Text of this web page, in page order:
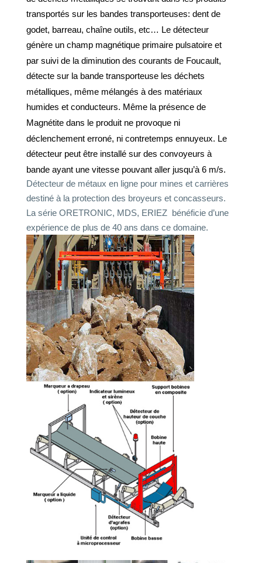
transportés sur les bandes transporteuses: dent de
godet, barreau, chaîne outils, etc… Le détecteur
génère un champ magnétique primaire pulsatoire et
par suivi de la diminution des courants de Foucault,
détecte sur la bande transporteuse les déchets
métalliques, même mélangés à des matériaux
humides et conducteurs. Même la présence de
Magnétite dans le produit ne provoque ni
déclenchement erroné, ni contretemps ennuyeux. Le
détecteur peut être installé sur des convoyeurs à
bande ayant une vitesse pouvant aller jusqu’à 6 m/s.
Détecteur de métaux en ligne pour mines et carrières
destiné à la protection des broyeurs et concasseurs.
La série ORETRONIC, MDS, ERIEZ bénéficie d’une
expérience de plus de 40 ans dans ce domaine.